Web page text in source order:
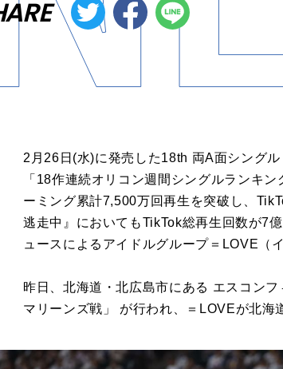
2月26日(水)に発売した18th 両A面シング
「18作連続オリコン週間シングルランキ
ーミング累計7,500万回再生を突破し、
逃走中』においてもTikTok総再生回数が7
ュースによるアイドルグループ＝LOVE（
昨日、北海道・北広島市にある エスコン
マリーンズ戦」 が行われ、＝LOVEが北海